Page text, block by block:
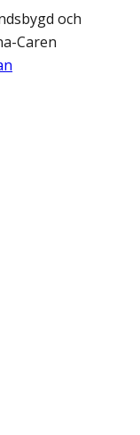
och
Caren